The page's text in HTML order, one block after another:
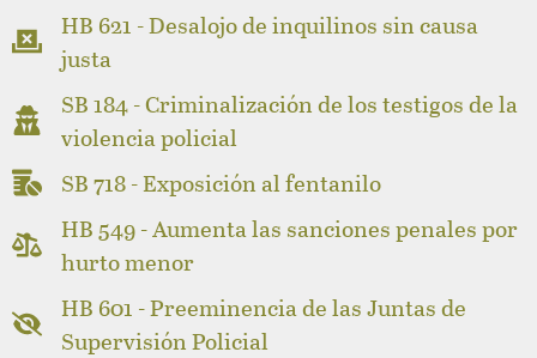
HB 621 - Desalojo de inquilinos sin causa
justa
SB 184 - Criminalización de los testigos de la
violencia policial
SB 718 - Exposición al fentanilo
HB 549 - Aumenta las sanciones penales por
hurto menor
HB 601 - Preeminencia de las Juntas de
Supervisión Policial